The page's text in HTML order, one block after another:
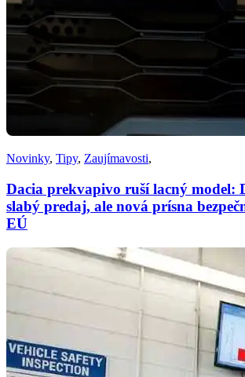
Novinky, Tipy, Zaujímavosti,
Dacia prekvapivo ruší lacný model:
slabý predaj, ale nová prísna
EÚ